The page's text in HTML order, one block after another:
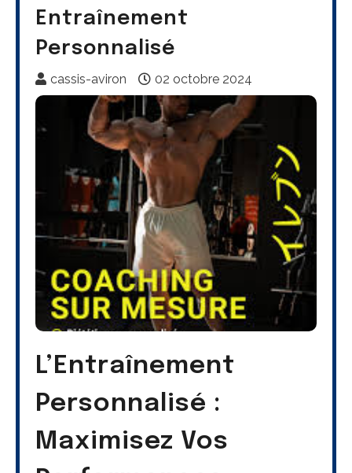
Entraînement
Personnalisé
cassis-aviron 02 octobre 2024
L’Entraînement
Personnalisé :
Maximisez Vos